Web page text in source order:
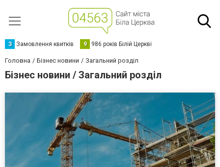
З Замовлення квитків 9 986 років Білій Церкві
Головна Бізнес новини Загальний розділ
Бізнес новини / Загальний розділ